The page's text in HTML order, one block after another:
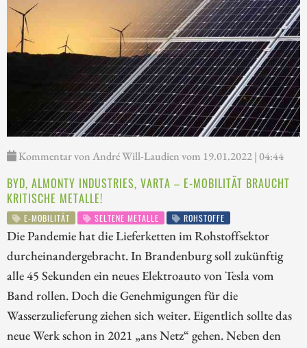
Kommentar von André Will-Laudien vom 19.01.2022 | 04:44
BYD, ALMONTY INDUSTRIES, VARTA – E-MOBILITÄT BRAUCHT
KRITISCHE METALLE!
E-MOBILITÄT SELTENE METALLE ROHSTOFFE
Die Pandemie hat die Lieferketten im Rohstoffsektor
durcheinandergebracht. In Brandenburg soll zukünftig
alle 45 Sekunden ein neues Elektroauto von Tesla vom
Band rollen. Doch die Genehmigungen für die
Wasserzulieferung ziehen sich weiter. Eigentlich sollte das
neue Werk schon in 2021 „ans Netz“ gehen. Neben den